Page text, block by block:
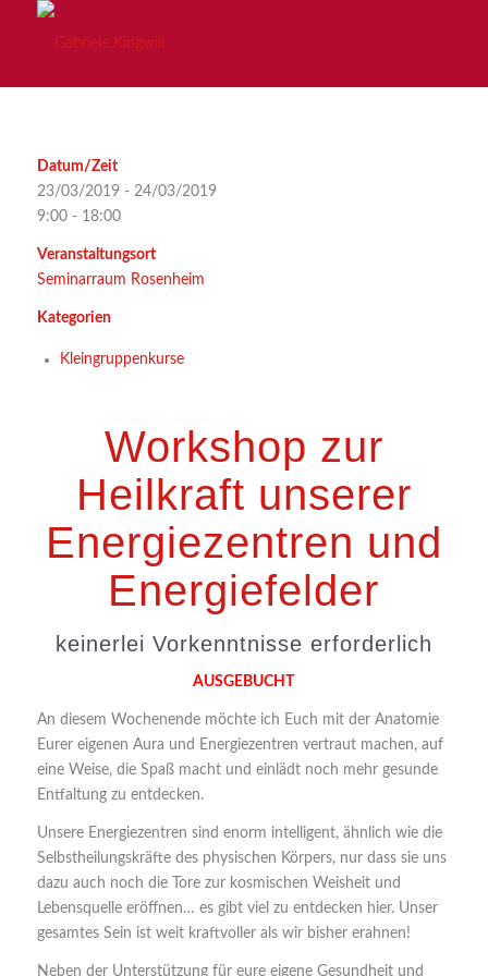
Datum/Zeit
23/03/2019 - 24/03/2019
9:00 - 18:00
Veranstaltungsort
Seminarraum Rosenheim
Kategorien
Kleingruppenkurse
Workshop zur
Heilkraft unserer
Energiezentren und
Energiefelder
keinerlei Vorkenntnisse erforderlich
AUSGEBUCHT
An diesem Wochenende möchte ich Euch mit der Anatomie
Eurer eigenen Aura und Energiezentren vertraut machen, auf
eine Weise, die Spaß macht und einlädt noch mehr gesunde
Entfaltung zu entdecken.
Unsere Energiezentren sind enorm intelligent, ähnlich wie die
Selbstheilungskräfte des physischen Körpers, nur dass sie uns
dazu auch noch die Tore zur kosmischen Weisheit und
Lebensquelle eröffnen… es gibt viel zu entdecken hier. Unser
gesamtes Sein ist weit kraftvoller als wir bisher erahnen!
Neben der Unterstützung für eure eigene Gesundheit und